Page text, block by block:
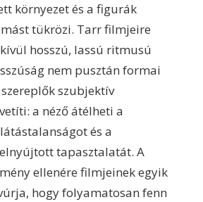
környezet és a figurák
tükrözi. Tarr filmjeire
hosszú, lassú ritmusú
nem pusztán formai
szubjektív
a néző átélheti a
és a
tapasztalatát. A
ellenére filmjeinek egyik
hogy folyamatosan fenn